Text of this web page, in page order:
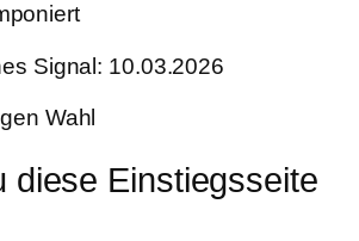
Signal: 10.03.2026
Wahl
diese Einstiegsseite